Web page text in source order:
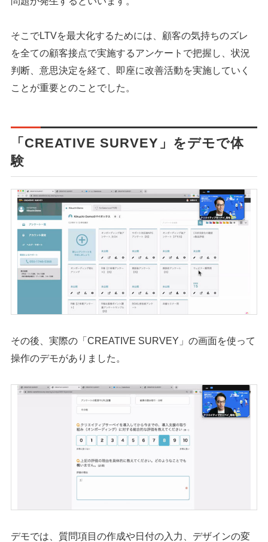
そこでLTVを最大化するためには、顧客の気持ちのズレ
を全ての顧客接点で実施するアンケートで把握し、状況
判断、意思決定を経て、即座に改善活動を実施していく
ことが重要とのことでした。
「CREATIVE SURVEY」をデモで体
験
その後、実際の「CREATIVE SURVEY」の画面を使って
操作のデモがありました。
デモでは、質問項目の作成や日付の入力、デザインの変
シェア 投稿